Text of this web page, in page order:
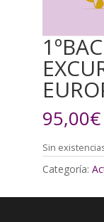
95,00€
Sin
Categoría: